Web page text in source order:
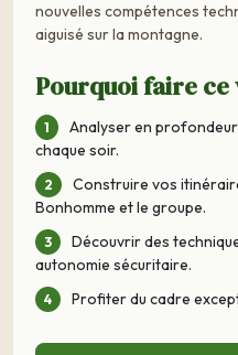
nouvelles compétences
aiguisé sur la montagne.
Pourquoi faire ce
Analyser en
chaque soir.
Construire vos
Bonhomme et le groupe.
Découvrir des
autonomie sécuritaire.
Profiter du cadre